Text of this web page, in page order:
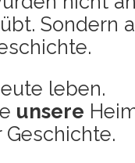
Son­dern
leben.
unse­re
Geschichte.